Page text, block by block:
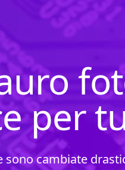
per
sono cambiate